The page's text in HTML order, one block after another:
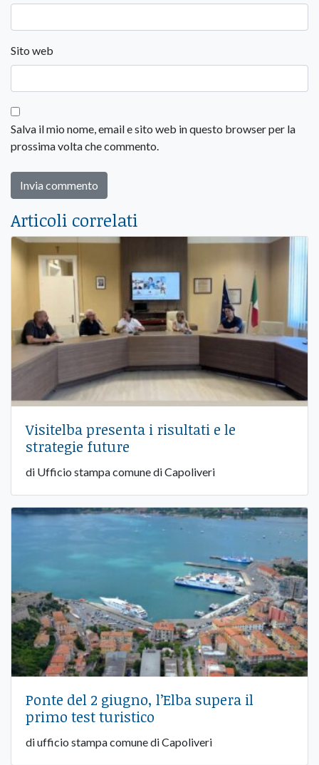
Sito web
Salva il mio nome, email e sito web in questo browser per la
prossima volta che commento.
Articoli correlati
Visitelba presenta i risultati e le
strategie future
di Ufficio stampa comune di Capoliveri
Ponte del 2 giugno, l’Elba supera il
primo test turistico
di ufficio stampa comune di Capoliveri